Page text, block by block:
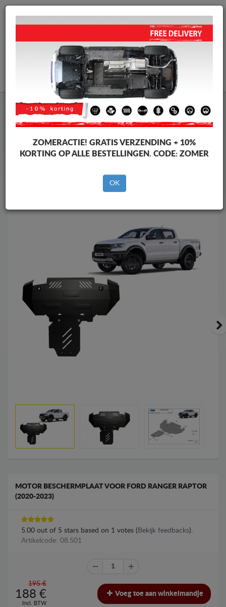
info@motorbeschermplaat.com
WINKELWAGEN
Motor Beschermplaat Motor Beschermplaat Ford
Motor Beschermplaat
Raptor
Merken
Merken
Terug naar de catalogus
MOTOR BESCHERMPLAAT VOOR FORD RANGER RAPTOR
(2020-2023)
5.00 out of 5 stars based on 1 votes ( Bekijk feedbacks).
Artikelcode: 08.501
195 €
188 €
Incl. BTW
Voeg toe aan winkelmandje
ZOMERACTIE! GRATIS VERZENDING + 10%
KORTING OP ALLE BESTELLINGEN. CODE: ZOMER
OK